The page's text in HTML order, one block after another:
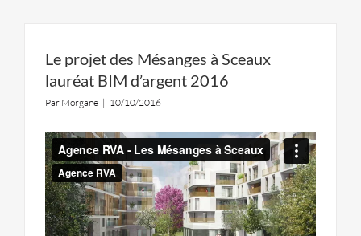
Le projet des Mésanges à Sceaux
lauréat BIM d’argent 2016
Par Morgane | 10/10/2016